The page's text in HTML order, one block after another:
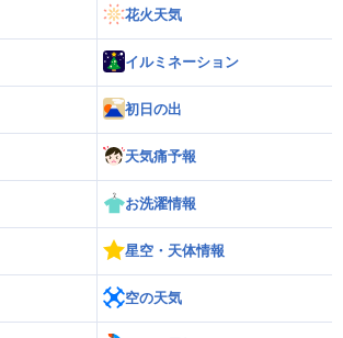
花火天気
イルミネーション
初日の出
天気痛予報
お洗濯情報
星空・天体情報
空の天気